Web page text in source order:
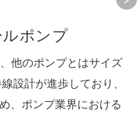
ルポンプ
他のポンプとはサイズ
設計が進歩しており、
、ポンプ業界における